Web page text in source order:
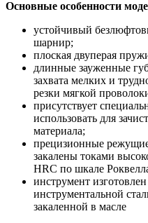
Основные особенности
устойчивый
шарнир;
плоская двуперая
длинные зауженные
захвата мелких и
резки мягкой
присутствует
использовать для
материала;
прецизионные
закалены токами
HRC по шкале
инструмент
инструментальной
закаленной в масле